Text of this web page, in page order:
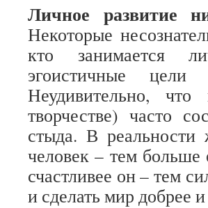
Личное развитие
Некоторые
кто занимается
эгоистичные
Неудивительно,
творчестве) часто
стыда. В реальности
человек – тем больше
счастливее он – тем
и сделать мир добрее